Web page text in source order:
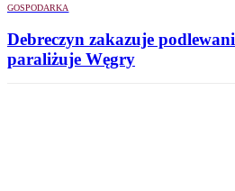
GOSPODARKA
Debreczyn zakazuje
paraliżuje Węgry